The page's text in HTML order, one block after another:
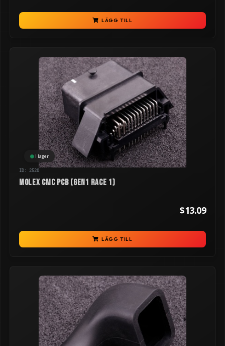
LÄGG TILL
I lager
ID: 2520
Molex CMC PCB (GEN1 RACE 1)
$13.09
LÄGG TILL